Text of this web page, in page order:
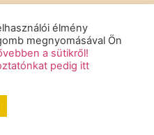
János Általános Iskola - Minden
élmény
megnyomásával Ön
a sütikről!
pedig itt